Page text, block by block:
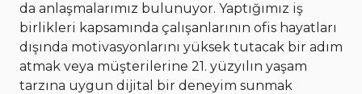
da anlaşmalarımız bulunuyor. Yaptığımız iş
birlikleri kapsamında çalışanlarının ofis hayatları
dışında motivasyonlarını yüksek tutacak bir adım
atmak veya müşterilerine 21. yüzyılın yaşam
tarzına uygun dijital bir deneyim sunmak